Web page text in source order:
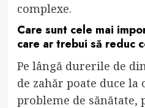
complexe.
Care sunt cele mai
care ar trebui să reduc
Pe lângă durerile de
de zahăr poate duce la
probleme de sănătate,